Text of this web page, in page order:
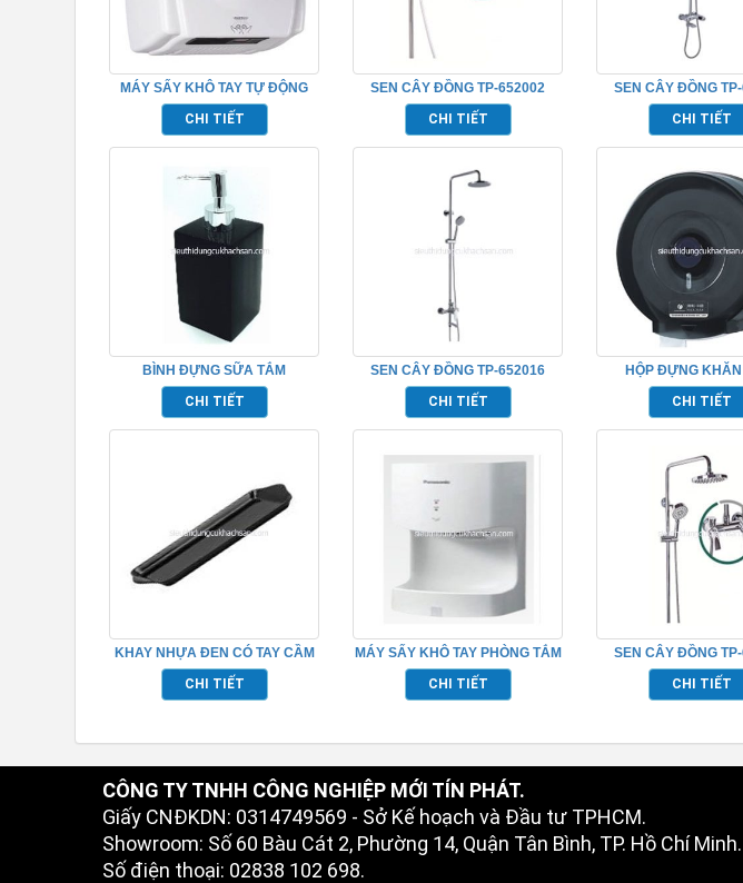
MÁY SẤY KHÔ TAY TỰ ĐỘNG
TRONG PHÒNG TẮM TP695161
CHI TIẾT
SEN CÂY ĐỒNG TP-652002
CHI TIẾT
SEN CÂY ĐỒNG
CHI TIẾT
BÌNH ĐỰNG SỮA TẮM
TP695153
CHI TIẾT
SEN CÂY ĐỒNG TP-652016
CHI TIẾT
HỘP ĐỰNG
TP695154
CHI TIẾT
KHAY NHỰA ĐEN CÓ TAY CẦM
TP695003
CHI TIẾT
MÁY SẤY KHÔ TAY PHÒNG TẮM
TP695163
CHI TIẾT
SEN CÂY ĐỒNG
CHI TIẾT
CÔNG TY TNHH CÔNG NGHIỆP MỚI TÍN PHÁT.
Giấy CNĐKDN: 0314749569 - Sở Kế hoạch và Đầu tư TPHCM.
Showroom: Số 60 Bàu Cát 2, Phường 14, Quận Tân Bình, TP. Hồ Chí Minh.
Số điện thoại: 02838 102 698.